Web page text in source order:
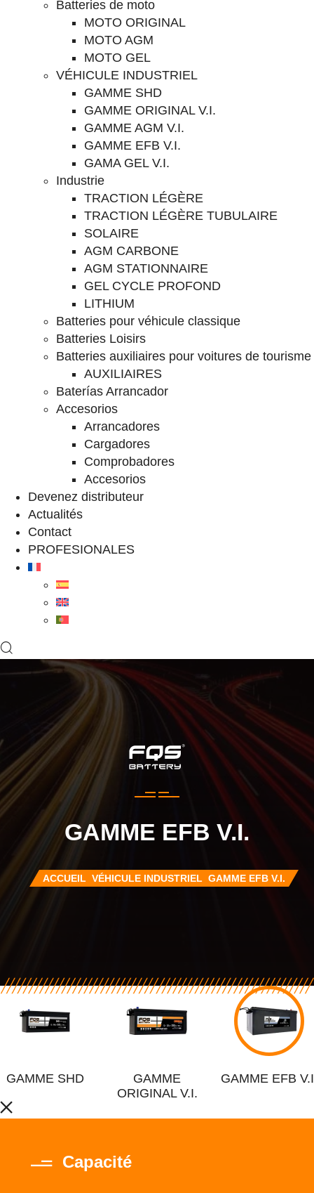
Batteries de moto
MOTO ORIGINAL
MOTO AGM
MOTO GEL
VÉHICULE INDUSTRIEL
GAMME SHD
GAMME ORIGINAL V.I.
GAMME AGM V.I.
GAMME EFB V.I.
GAMA GEL V.I.
Industrie
TRACTION LÉGÈRE
TRACTION LÉGÈRE TUBULAIRE
SOLAIRE
AGM CARBONE
AGM STATIONNAIRE
GEL CYCLE PROFOND
LITHIUM
Batteries pour véhicule classique
Batteries Loisirs
Batteries auxiliaires pour voitures de tourisme
AUXILIAIRES
Baterías Arrancador
Accesorios
Arrancadores
Cargadores
Comprobadores
Accesorios
Devenez distributeur
Actualités
Contact
PROFESIONALES
GAMME EFB V.I.
ACCUEIL VÉHICULE INDUSTRIEL GAMME EFB V.I.
GAMME SHD
GAMME
ORIGINAL V.I.
GAMME EFB
Capacité